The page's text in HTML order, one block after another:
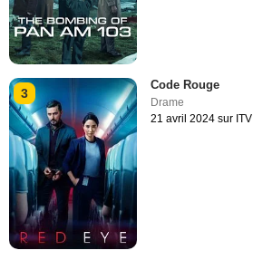
3
Code Rouge
Drame
21 avril 2024 sur ITV